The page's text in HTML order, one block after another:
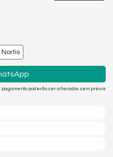
Nortis
poderão ser alterados sem prévia